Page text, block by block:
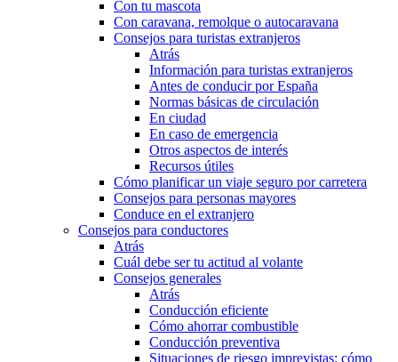
Con tu mascota
Con caravana, remolque o autocaravana
Consejos para turistas extranjeros
Atrás
Información para turistas extranjeros
Antes de conducir por España
Normas básicas de circulación
En ciudad
En caso de emergencia
Otros aspectos de interés
Recursos útiles
Cómo planificar un viaje seguro por carretera
Consejos para personas mayores
Conduce en el extranjero
Consejos para conductores
Atrás
Cuál debe ser tu actitud al volante
Consejos generales
Atrás
Conducción eficiente
Cómo ahorrar combustible
Conducción preventiva
Situaciones de riesgo imprevistas: cómo